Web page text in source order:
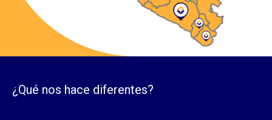
¿Qué nos hace diferentes?